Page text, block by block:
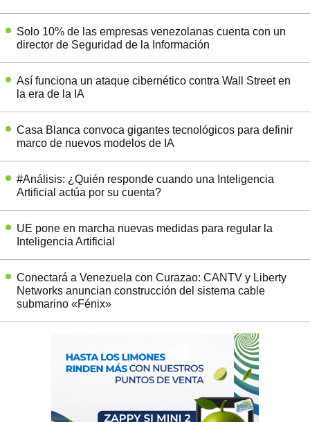
Solo 10% de las empresas venezolanas cuenta con un
director de Seguridad de la Información
Así funciona un ataque cibernético contra Wall Street en
la era de la IA
Casa Blanca convoca gigantes tecnológicos para definir
marco de nuevos modelos de IA
#Análisis: ¿Quién responde cuando una Inteligencia
Artificial actúa por su cuenta?
UE pone en marcha nuevas medidas para regular la
Inteligencia Artificial
Conectará a Venezuela con Curazao: CANTV y Liberty
Networks anuncian construcción del sistema cable
submarino «Fénix»